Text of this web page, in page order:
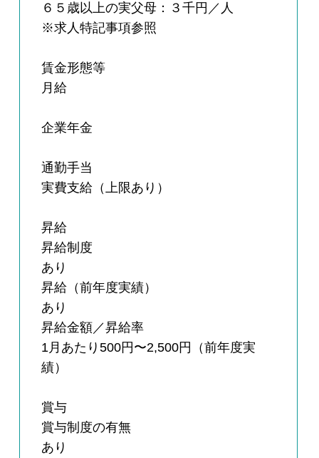
６５歳以上の実父母：３千円／人
※求人特記事項参照
賃金形態等
月給
企業年金
通勤手当
実費支給（上限あり）
昇給
昇給制度
あり
昇給（前年度実績）
あり
昇給金額／昇給率
1月あたり500円〜2,500円（前年度実
績）
賞与
賞与制度の有無
あり